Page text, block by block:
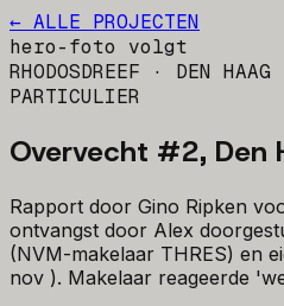
← ALLE PROJECTEN
hero-foto volgt
RHODOSDREEF · DEN HAAG
PARTICULIER
Overvecht #2, Den
Rapport door Gino Ripken
ontvangst door Alex
(NVM-makelaar THRES) en
nov ). Makelaar reageerde